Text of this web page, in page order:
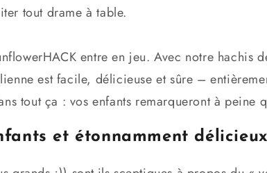
tout drame à table.
entre en jeu. Avec notre hachis
est facile, délicieuse et sûre –
tout ça : vos enfants remarqueront à peine
et étonnamment délicieux